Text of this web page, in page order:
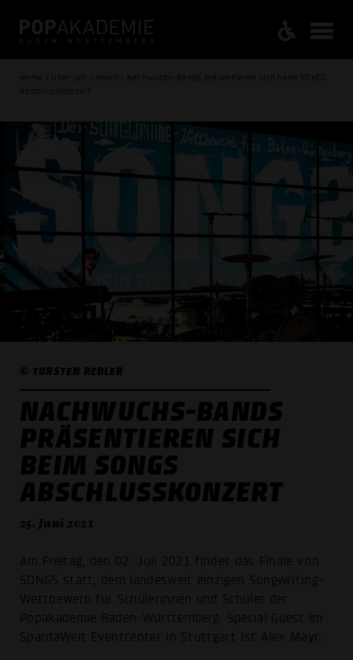
Home / Über uns / News / Nachwuchs-Bands präsentieren sich beim SONGS
Abschlusskonzert
© TORSTEN REDLER
NACHWUCHS-BANDS
PRÄSENTIEREN SICH
BEIM SONGS
ABSCHLUSSKONZERT
25. Juni 2021
Am Freitag, den 02. Juli 2021 findet das Finale von
SONGS statt, dem landesweit einzigen Songwriting-
Wettbewerb für Schülerinnen und Schüler der
Popakademie Baden-Württemberg. Special Guest im
SpardaWelt Eventcenter in Stuttgart ist Alex Mayr.